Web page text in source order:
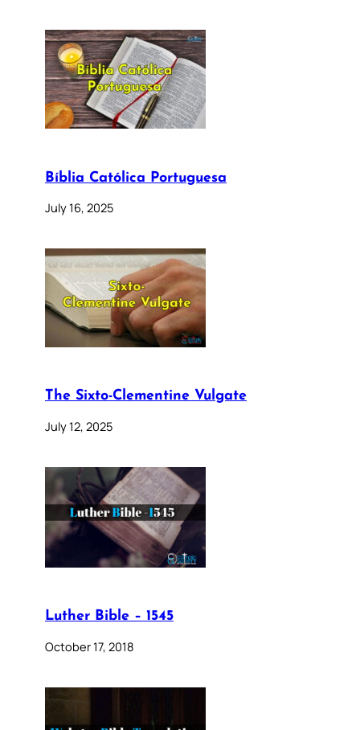
Bíblia Católica Portuguesa
July 16, 2025
The Sixto-Clementine Vulgate
July 12, 2025
Luther Bible – 1545
October 17, 2018